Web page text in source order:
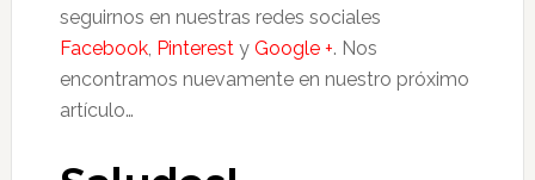
seguirnos en nuestras redes sociales
Facebook, Pinterest y Google +. Nos
encontramos nuevamente en nuestro próximo
artículo…